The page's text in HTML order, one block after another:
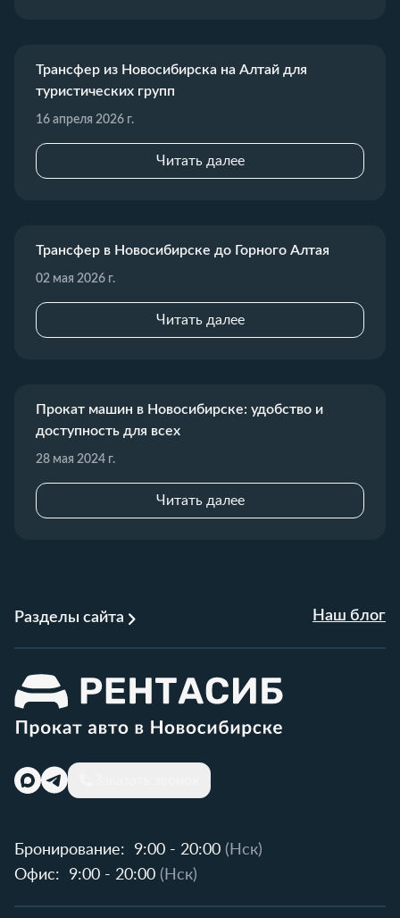
Трансфер из Новосибирска на Алтай для
туристических групп
16 апреля 2026 г.
Читать далее
Трансфер в Новосибирске до Горного Алтая
02 мая 2026 г.
Читать далее
Прокат машин в Новосибирске: удобство и
доступность для всех
28 мая 2024 г.
Читать далее
Разделы сайта Наш блог
Бронирование: 9:00 - 20:00 (Нск)
Офис:
9:00 - 20:00 (Нск)